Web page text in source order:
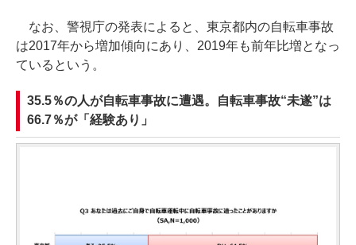
なお、警視庁の発表によると、東京都内の自転車事故
は2017年から増加傾向にあり、2019年も前年比増となっ
ているという。
35.5％の人が自転車事故に遭遇。自転車事故“未遂”は
66.7％が「経験あり」